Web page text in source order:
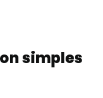
simples